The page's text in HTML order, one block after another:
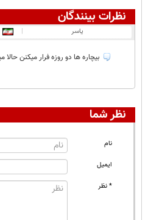
نظرات بینندگان
یاسر |
بیچاره ها دو روزه فرار میکنن حالا
نظر شما
نام
ایمیل
* نظر